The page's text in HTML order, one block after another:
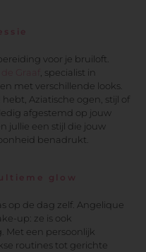
voor je bruiloft.
Graaf
, specialist in
met verschillende looks.
Aziatische ogen, stijl of
afgestemd op jouw
jullie een stijl die jouw
benadrukt.
glow
op de dag zelf. Angelique
up: ze is ook
Met een persoonlijk
routines tot gerichte